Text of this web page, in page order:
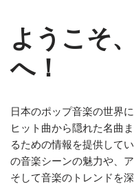
ようこそ
へ！
日本のポップ音楽の世界
ヒット曲から隠れた名曲
るための情報を提供して
の音楽シーンの魅力や、
そして音楽のトレンドを